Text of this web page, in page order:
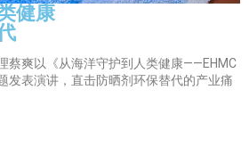
健康
蔡爽以《从海洋守护到人类健康——EHMC
发表演讲，直击防晒剂环保替代的产业痛